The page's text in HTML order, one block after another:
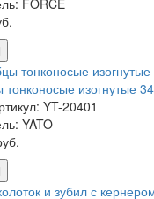
FORCE
тонконосые изогнутые
YT-20401
YATO